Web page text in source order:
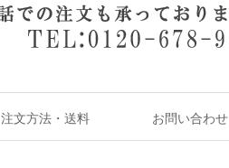
注文方法・送料 お問い合わせ